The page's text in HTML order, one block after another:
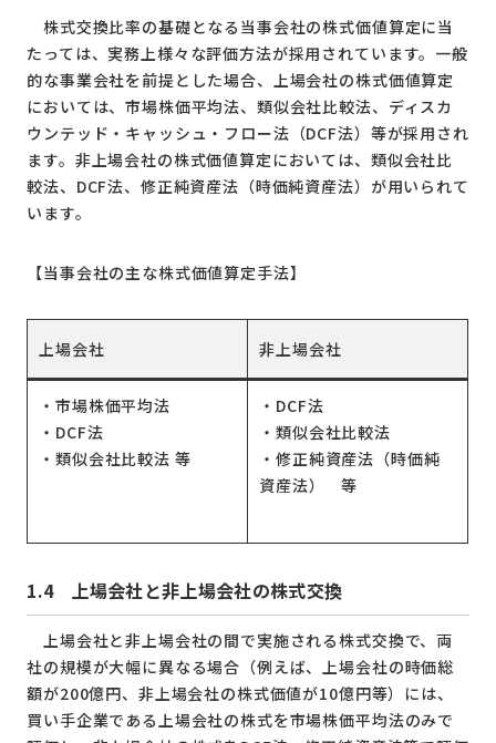
株式交換比率の基礎となる当事会社の株式価値算定に当
たっては、実務上様々な評価方法が採用されています。一般
的な事業会社を前提とした場合、上場会社の株式価値算定
においては、市場株価平均法、類似会社比較法、ディスカ
ウンテッド・キャッシュ・フロー法（DCF法）等が採用され
ます。非上場会社の株式価値算定においては、類似会社比
較法、DCF法、修正純資産法（時価純資産法）が用いられて
います。
【当事会社の主な株式価値算定手法】
上場会社 非上場会社
・市場株価平均法
・DCF法
・類似会社比較法 等
・DCF法
・類似会社比較法
・修正純資産法（時価純
資産法） 等
1.4上場会社と非上場会社の株式交換
上場会社と非上場会社の間で実施される株式交換で、両
社の規模が大幅に異なる場合（例えば、上場会社の時価総
額が200億円、非上場会社の株式価値が10億円等）には、
買い手企業である上場会社の株式を市場株価平均法のみで